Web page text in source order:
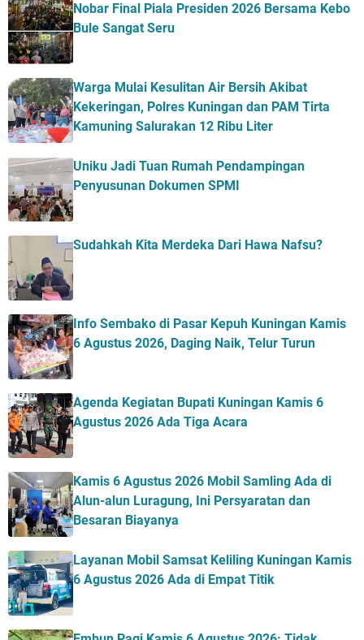
Nobar Final Piala Presiden 2026 Bersama Kebo
Bule Sangat Seru
Warga Mulai Kesulitan Air Bersih Akibat
Kekeringan, Polres Kuningan dan PAM Tirta
Kamuning Salurakan 12 Ribu Liter
Uniku Jadi Tuan Rumah Pendampingan
Penyusunan Dokumen SPMI
Sudahkah Kita Merdeka Dari Hawa Nafsu?
Info Sembako di Pasar Kepuh Kuningan Kamis
6 Agustus 2026, Daging Naik, Telur Turun
Agenda Kegiatan Bupati Kuningan Kamis 6
Agustus 2026 Ada Tiga Acara
Kamis 6 Agustus 2026 Mobil Samling Ada di
Alun-alun Luragung, Ini Persyaratan dan
Besaran Biayanya
Layanan Mobil Samsat Keliling Kuningan Kamis
6 Agustus 2026 Ada di Empat Titik